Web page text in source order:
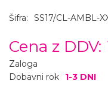
Šifra: SS17/CL-AMBL-
Cena z DDV:
Zaloga
Dobavni rok
1-3 DNI